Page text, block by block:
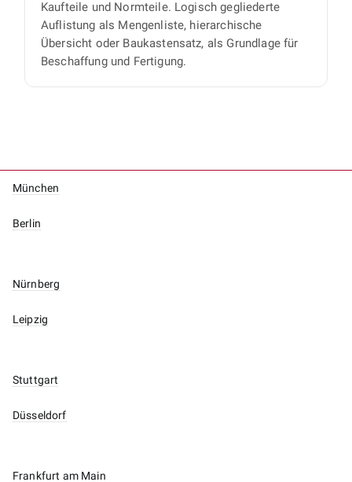
Kaufteile und Normteile. Logisch gegliederte
Auflistung als Mengenliste, hierarchische
Übersicht oder Baukastensatz, als Grundlage für
Beschaffung und Fertigung.
München
Berlin
Nürnberg
Leipzig
Stuttgart
Düsseldorf
Frankfurt am Main